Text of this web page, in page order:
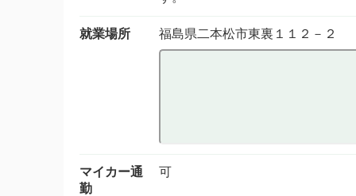
就業場所 福島県二本松市東裏１１２－２
マイカー通
勤
可